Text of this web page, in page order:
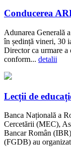
Conducerea
Adunarea Generală
în ședință vineri, 30
Director ca urmare a
conform... detalii
Lecții de
Banca Națională a
Cercetării (MEC),
Bancar Român
(FGDB) au